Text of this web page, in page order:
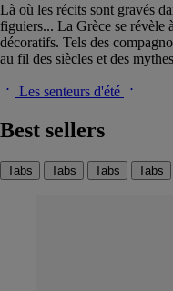
Là où les récits sont gravés
figuiers... La Grèce se révèle
décoratifs. Tels des
au fil des siècles et des
Les senteurs d'été
Best sellers
Tabs Tabs Tabs Tabs